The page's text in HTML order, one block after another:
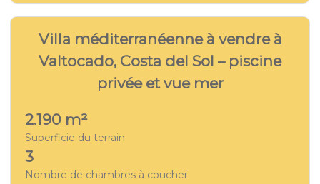
20 VILLA - VT 7144
Villa méditerranéenne à vendre à
Valtocado, Costa del Sol – piscine
privée et vue mer
2.190 m²
Superficie du terrain
3
Nombre de chambres à coucher